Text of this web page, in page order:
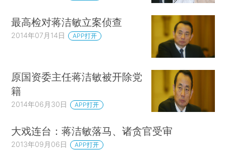
最高检对蒋洁敏立案侦查
2014年07月14日 APP打开
原国资委主任蒋洁敏被开除党
籍
2014年06月30日 APP打开
大戏连台：蒋洁敏落马、诸贪官受审
2013年09月06日 APP打开